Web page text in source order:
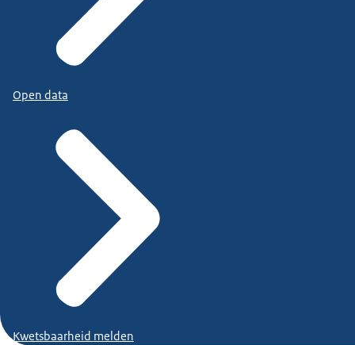
Open data
Kwetsbaarheid melden